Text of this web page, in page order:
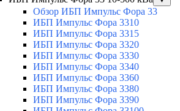
Обзор ИБП Импульс Фора 33
ИБП Импульс Фора 3310
ИБП Импульс Фора 3315
ИБП Импульс Фора 3320
ИБП Импульс Фора 3330
ИБП Импульс Фора 3340
ИБП Импульс Фора 3360
ИБП Импульс Фора 3380
ИБП Импульс Фора 3390